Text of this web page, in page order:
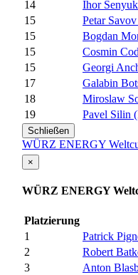
14
Ihor
15
Petar
15
Bogdan
15
Cosmin
15
Georgi
17
Galabin
18
Miroslaw
19
Pavel Silin
Schließen
WÜRZ ENERGY
×
WÜRZ ENERGY
Platzierung
1
Patrick
2
Robert
3
Anton